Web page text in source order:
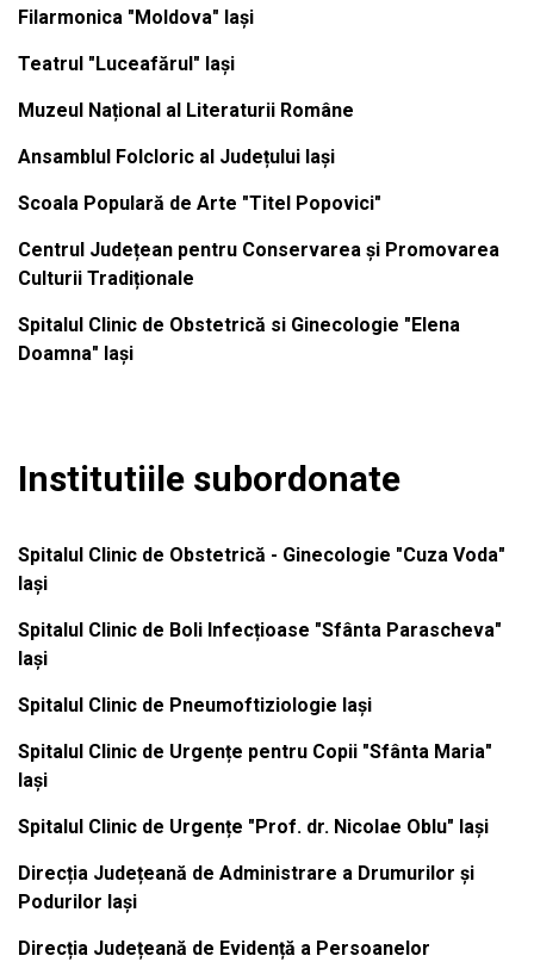
Filarmonica "Moldova" Iași
Teatrul "Luceafărul" Iași
Muzeul Național al Literaturii Române
Ansamblul Folcloric al Județului Iași
Scoala Populară de Arte "Titel Popovici"
Centrul Județean pentru Conservarea și Promovarea
Culturii Tradiționale
Spitalul Clinic de Obstetrică si Ginecologie "Elena
Doamna" Iași
Institutiile subordonate
Spitalul Clinic de Obstetrică - Ginecologie "Cuza Voda"
Iași
Spitalul Clinic de Boli Infecțioase "Sfânta Parascheva"
Iași
Spitalul Clinic de Pneumoftiziologie Iași
Spitalul Clinic de Urgențe pentru Copii "Sfânta Maria"
Iași
Spitalul Clinic de Urgențe "Prof. dr. Nicolae Oblu" Iași
Direcția Județeană de Administrare a Drumurilor și
Podurilor Iași
Direcția Județeană de Evidență a Persoanelor